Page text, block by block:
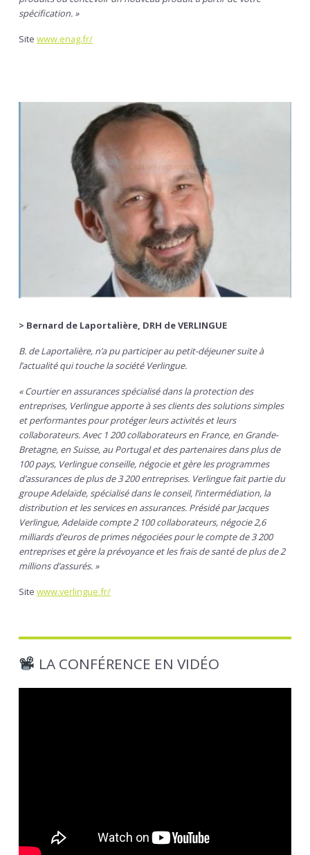
spécification. »
Site www.enag.fr/
> Bernard de Laportalière, DRH de VERLINGUE
B. de Laportalière, n’a pu participer au petit-déjeuner suite à
l’actualité qui touche la société Verlingue.
« Courtier en assurances spécialisé dans la protection des
entreprises, Verlingue apporte à ses clients des solutions simples
et performantes pour protéger leurs activités et leurs
collaborateurs. Avec 1 200 collaborateurs en France, en Grande-
Bretagne, en Suisse, au Portugal et des partenaires dans plus de
100 pays, Verlingue conseille, négocie et gère les programmes
d’assurances de plus de 3 200 entreprises. Verlingue fait partie du
groupe Adelaïde, spécialisé dans le conseil, l’intermédiation, la
distribution et les services en assurances. Présidé par Jacques
Verlingue, Adelaïde compte 2 100 collaborateurs, négocie 2,6
milliards d’euros de primes négociées pour le compte de 3 200
entreprises et gère la prévoyance et les frais de santé de plus de 2
millions d’assurés. »
Site www.verlingue.fr/
LA CONFÉRENCE EN VIDÉO